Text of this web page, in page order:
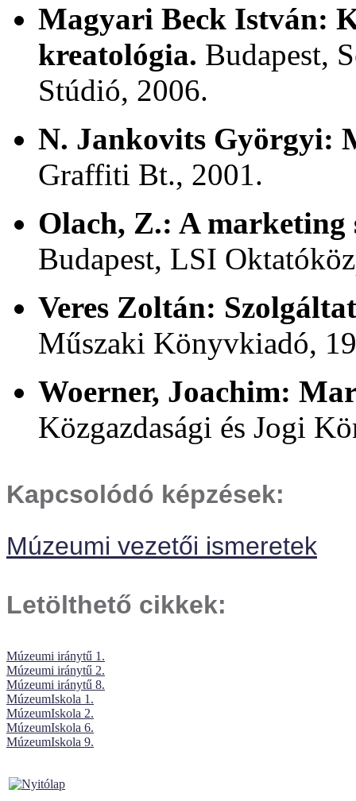
Magyari Beck István:
kreatológia. Budapest,
Stúdió, 2006.
N. Jankovits Györgyi:
Graffiti Bt., 2001.
Olach, Z.: A marketing
Budapest, LSI
Veres Zoltán:
Műszaki Könyvkiadó,
Woerner, Joachim:
Közgazdasági és Jogi
Kapcsolódó képzések:
Múzeumi vezetői ismeretek
Letölthető cikkek:
Múzeumi iránytű 1.
Múzeumi iránytű 2.
Múzeumi iránytű 8.
MúzeumIskola 1.
MúzeumIskola 2.
MúzeumIskola 6.
MúzeumIskola 9.